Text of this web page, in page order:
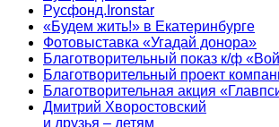
Русфонд.Ironstar
«Будем жить!» в Екатеринбурге
Фотовыставка «Угадай донора»
Благотворительный показ к/ф
Благотворительный проект
Благотворительная акция
Дмитрий Хворостовский
и друзья – детям